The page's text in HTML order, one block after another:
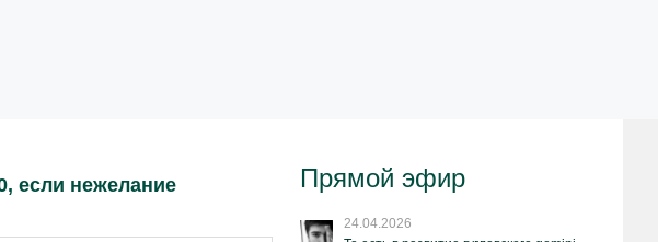
если нежелание
Прямой эфир
24.04.2026